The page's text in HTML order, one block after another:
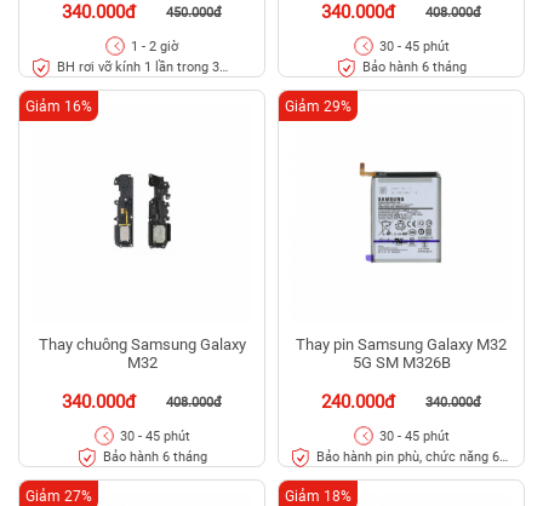
340.000đ 450.000đ
1 - 2 giờ
BH rơi vỡ kính 1 lần trong 3
340.000đ 408.000đ
30 - 45 phút
Bảo hành 6 tháng
Thay chuông Samsung Galaxy
M32
340.000đ 408.000đ
Giảm 16%
30 - 45 phút
Bảo hành 6 tháng
Thay pin Samsung Galaxy M32
5G SM M326B
240.000đ 340.000đ
Giảm 29%
30 - 45 phút
Bảo hành pin phù, chức năng 6
Giảm 27% Giảm 18%